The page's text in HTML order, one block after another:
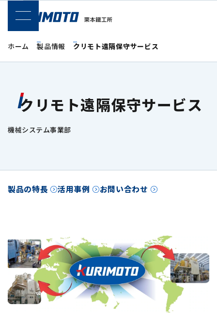
SPメニュー
ホーム 製品情報 クリモト遠隔保守サービス
クリモト遠隔保守サービス
機械システム事業部
製品の特長 活用事例 お問い合わせ